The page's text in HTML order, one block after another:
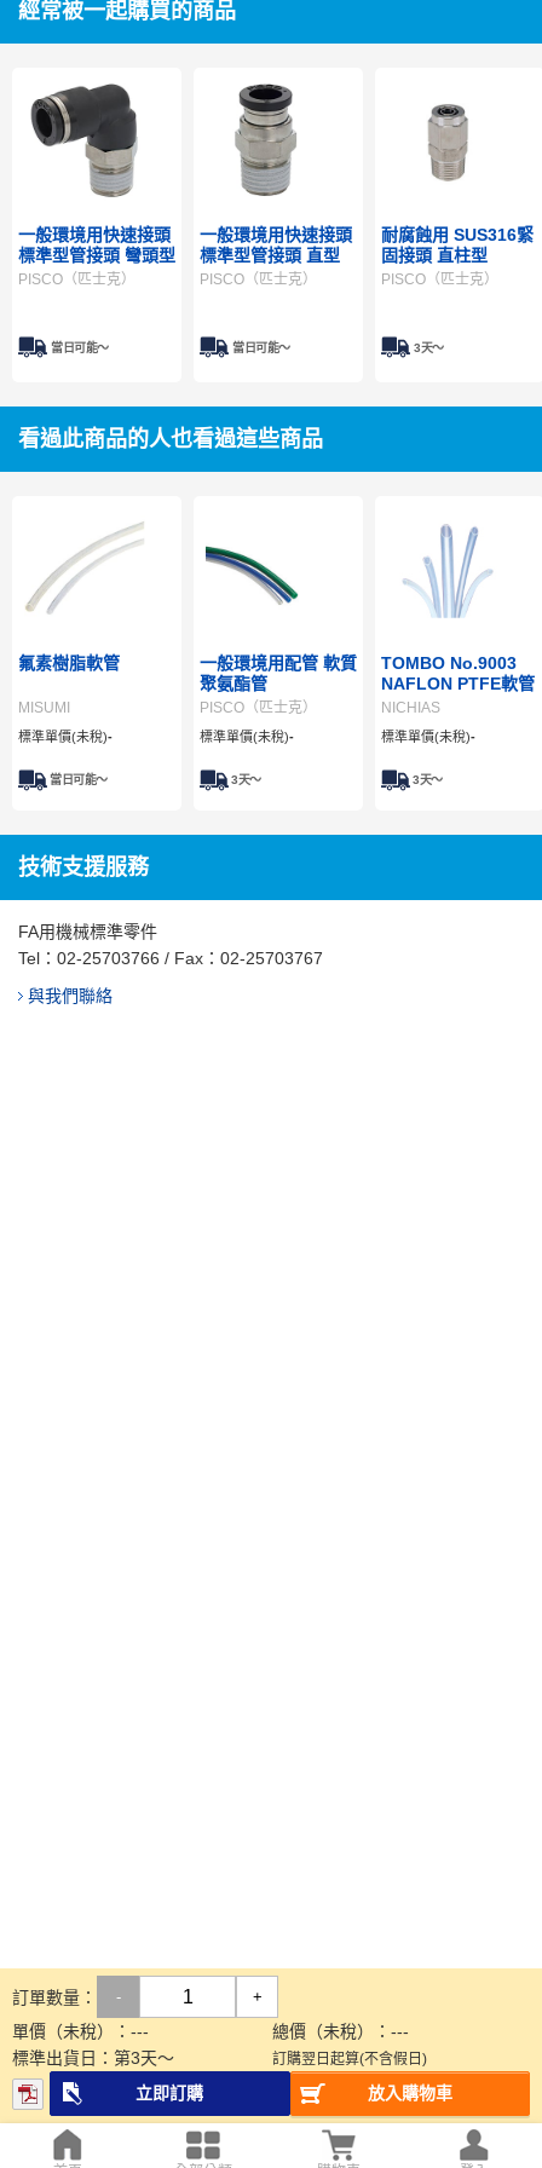
經常被一起購買的商品
一般環境用快速接頭
標準型管接頭 彎頭型
PISCO（匹士克）
當日可能〜
一般環境用快速接頭
標準型管接頭 直型
PISCO（匹士克）
當日可能〜
耐腐蝕用 SUS316緊
固接頭 直柱型
PISCO（匹士克）
3天～
看過此商品的人也看過這些商品
氟素樹脂軟管
MISUMI
標準單價(未稅)-
當日可能～
一般環境用配管 軟質
聚氨酯管
PISCO（匹士克）
標準單價(未稅)-
3天～
TOMBO No.9003
NAFLON PTFE軟管
NICHIAS
標準單價(未稅)-
3天～
技術支援服務
FA用機械標準零件
Tel： 02-25703766 / Fax：02-25703767
與我們聯絡
訂單數量： - +
單價（未稅）： --- 總價（未稅）： ---
標準出貨日： 第3天～ 訂購翌日起算(不含假日)
立即訂購 放入購物車